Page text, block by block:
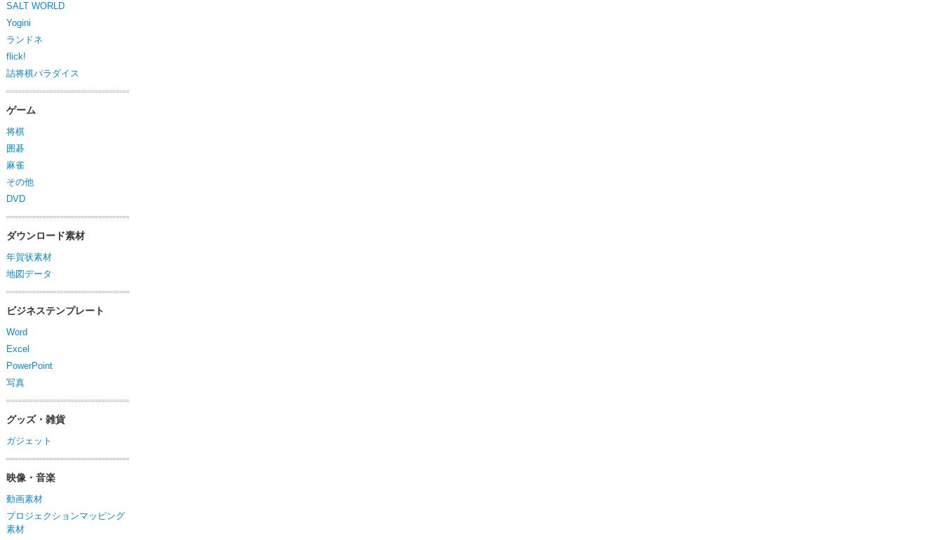
SALT WORLD
Yogini
ランドネ
flick!
詰将棋パラダイス
ゲーム
将棋
囲碁
麻雀
その他
DVD
ダウンロード素材
年賀状素材
地図データ
ビジネステンプレート
Word
Excel
PowerPoint
写真
グッズ・雑貨
ガジェット
映像・音楽
動画素材
プロジェクションマッピング
素材